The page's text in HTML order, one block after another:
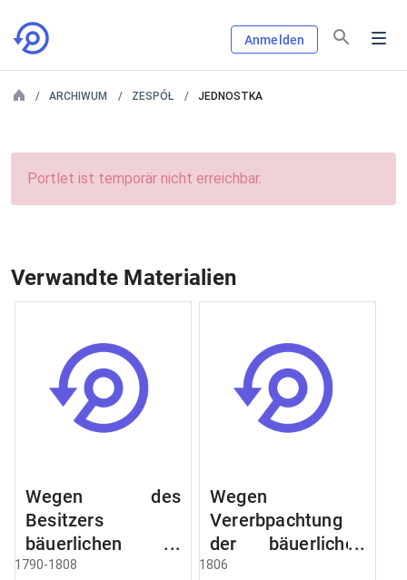
Anmelden
ARCHIWUM ZESPÓŁ JEDNOSTKA
Portlet ist temporär nicht erreichbar.
Verwandte Materialien
Wegen des
Besitzers
bäuerlichen
Grundstücke, den
1790-1808
Wegen
Vererbpachtung
der bäuerlichen
Grundstücke und
1806